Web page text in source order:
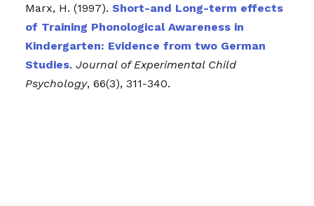
Marx, H. (1997). Short-and Long-term effects
of Training Phonological Awareness in
Kindergarten: Evidence from two German
Studies. Journal of Experimental Child
Psychology, 66(3), 311-340.